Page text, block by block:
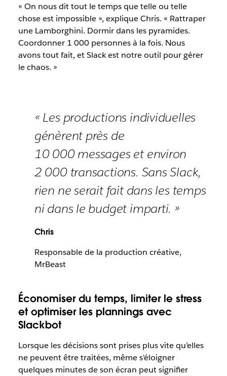
« On nous dit tout le temps que telle ou telle
chose est impossible », explique Chris. « Rattraper
une Lamborghini. Dormir dans les pyramides.
Coordonner 1 000 personnes à la fois. Nous
avons tout fait, et Slack est notre outil pour gérer
le chaos. »
« Les productions individuelles
génèrent près de
10 000 messages et environ
2 000 transactions. Sans Slack,
rien ne serait fait dans les temps
ni dans le budget imparti. »
Chris
Responsable de la production créative,
MrBeast
Économiser du temps, limiter le stress
et optimiser les plannings avec
Slackbot
Lorsque les décisions sont prises plus vite qu’elles
ne peuvent être traitées, même s'éloigner
quelques minutes de son écran peut signifier